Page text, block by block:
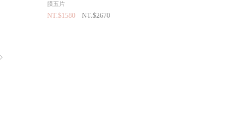
膜五片
NT.$1580 NT.$2670